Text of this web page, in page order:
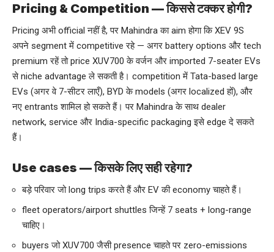
Pricing & Competition — किससे टक्कर होगी?
Pricing अभी official नहीं है, पर Mahindra का aim होगा कि XEV 9S
अपने segment में competitive रहे — अगर battery options और tech
premium रहें तो price XUV700 के वर्जन और imported 7-seater EVs
से niche advantage ले सकती है। competition में Tata-based large
EVs (अगर वे 7-सीटर लाएँ), BYD के models (अगर localized हों), और
नए entrants शामिल हो सकते हैं। पर Mahindra के साथ dealer
network, service और India-specific packaging इसे edge दे सकते
हैं।
Use cases — किसके लिए सही रहेगा?
बड़े परिवार जो long trips करते हैं और EV की economy चाहते हैं।
fleet operators/airport shuttles जिन्हें 7 seats + long-range
चाहिए।
buyers जो XUV700 जैसी presence चाहते पर zero-emissions